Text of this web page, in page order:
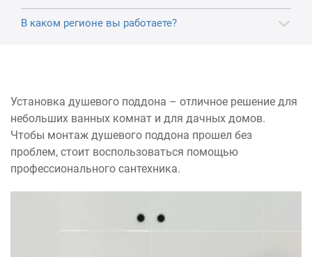
В каком регионе вы работаете?
Установка душевого поддона – отличное решение для
небольших ванных комнат и для дачных домов.
Чтобы монтаж душевого поддона прошел без
проблем, стоит воспользоваться помощью
профессионального сантехника.